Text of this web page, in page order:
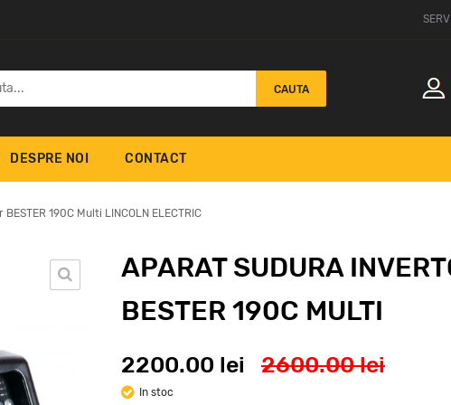
CAUTA
DESPRE NOI CONTACT
190C Multi LINCOLN ELECTRIC
APARAT SUDURA
BESTER 190C MULTI
2200.00 lei 2600.00 lei
In stoc
Aparat Sudura Mig Mag
19500 lei